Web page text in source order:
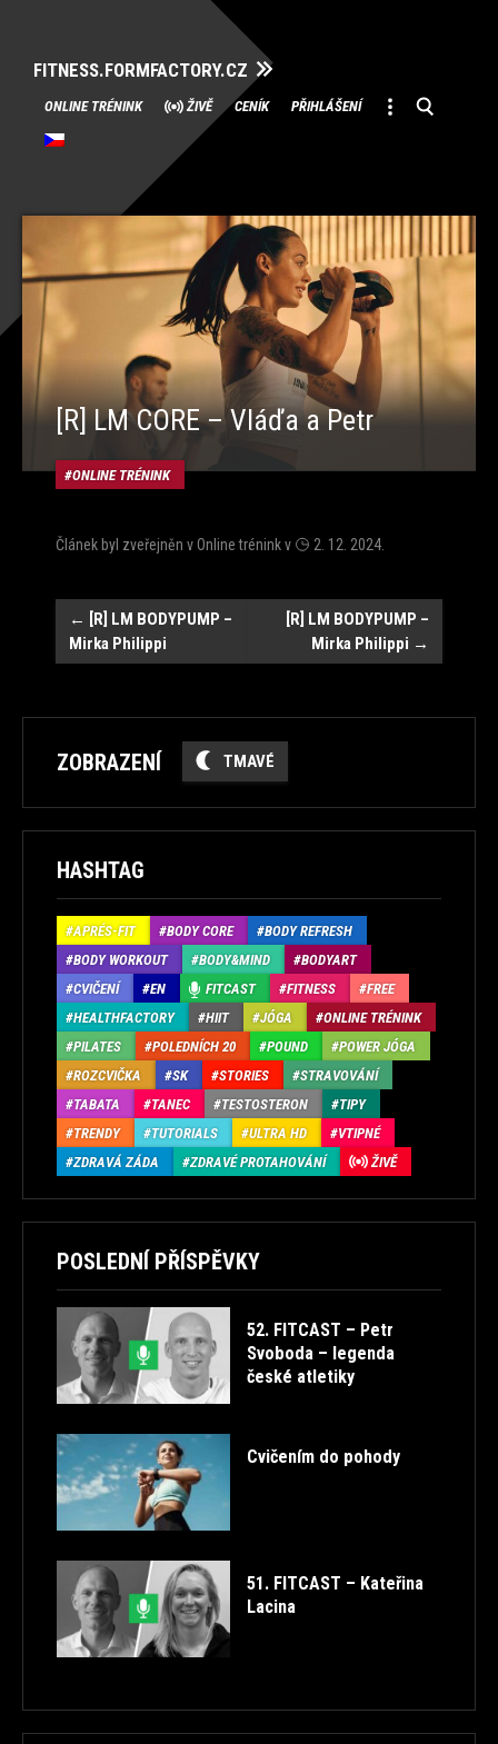
FITNESS.FORMFACTORY.CZ
Přeskočit
na
obsah
ONLINE TRÉNINK ŽIVĚ CENÍK PŘIHLÁŠENÍ
[R] LM CORE – Vláďa a Petr
ONLINE TRÉNINK
Článek byl zveřejněn vOnline tréninkv 2. 12. 2024
Navigace
← [R] LM BODYPUMP –
Mirka Philippi
[R] LM BODYPUMP –
Mirka Philippi →
ZOBRAZENÍ TMAVÉ
HASHTAG
APRÉS-FIT BODY CORE
BODY REFRESH
BODY WORKOUT
BODY&MIND
BODYART
CVIČENÍ
EN FITCAST FITNESS
FREE
HEALTHFACTORY
HIIT JÓGA
ONLINE TRÉNINK
PILATES
POLEDNÍCH 20 POUND
POWER JÓGA
ROZCVIČKA
SK STORIES
STRAVOVÁNÍ
TABATA
TANEC TESTOSTERON
TIPY
TRENDY
TUTORIALS ULTRA HD
VTIPNÉ
ZDRAVÁ ZÁDA
ZDRAVÉ PROTAHOVÁNÍ ŽIVĚ
POSLEDNÍ PŘÍSPĚVKY
52. FITCAST – Petr
Svoboda – legenda
české atletiky
Cvičením do pohody
51. FITCAST – Kateřina
Lacina